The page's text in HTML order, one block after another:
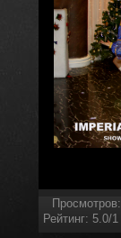
Просмотров:
Рейтинг: 5.0/1